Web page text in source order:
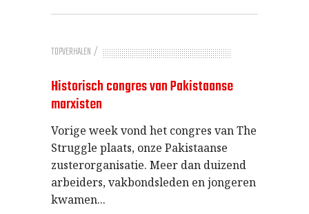
TOPVERHALEN
Historisch congres van Pakistaanse
marxisten
Vorige week vond het congres van The
Struggle plaats, onze Pakistaanse
zusterorganisatie. Meer dan duizend
arbeiders, vakbondsleden en jongeren
kwamen